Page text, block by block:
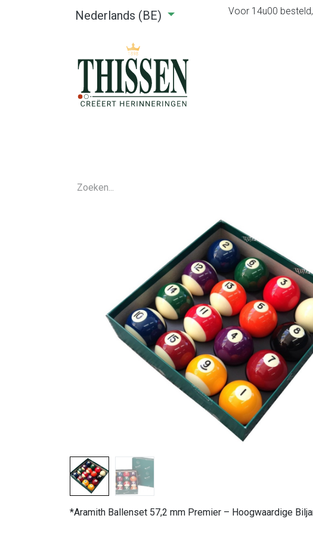
Nederlands (BE) Voor 14u00
*Aramith Ballenset 57,2 mm Premier – Hoogwaardige